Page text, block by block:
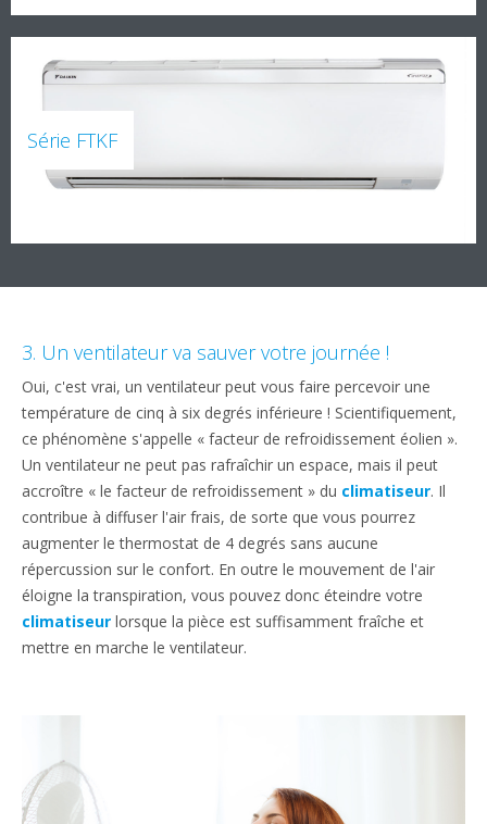
Série FTKF
3. Un ventilateur va sauver votre journée !
Oui, c'est vrai, un ventilateur peut vous faire percevoir une
température de cinq à six degrés inférieure ! Scientifiquement,
ce phénomène s'appelle « facteur de refroidissement éolien ».
Un ventilateur ne peut pas rafraîchir un espace, mais il peut
accroître « le facteur de refroidissement » du climatiseur. Il
contribue à diffuser l'air frais, de sorte que vous pourrez
augmenter le thermostat de 4 degrés sans aucune
répercussion sur le confort. En outre le mouvement de l'air
éloigne la transpiration, vous pouvez donc éteindre votre
climatiseur lorsque la pièce est suffisamment fraîche et
mettre en marche le ventilateur.